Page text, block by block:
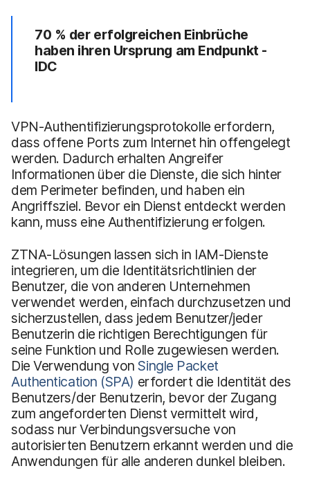
70 % der erfolgreichen Einbrüche
haben ihren Ursprung am Endpunkt -
IDC
VPN-Authentifizierungsprotokolle erfordern,
dass offene Ports zum Internet hin offengelegt
werden. Dadurch erhalten Angreifer
Informationen über die Dienste, die sich hinter
dem Perimeter befinden, und haben ein
Angriffsziel. Bevor ein Dienst entdeckt werden
kann, muss eine Authentifizierung erfolgen.
ZTNA-Lösungen lassen sich in IAM-Dienste
integrieren, um die Identitätsrichtlinien der
Benutzer, die von anderen Unternehmen
verwendet werden, einfach durchzusetzen und
sicherzustellen, dass jedem Benutzer/jeder
Benutzerin die richtigen Berechtigungen für
seine Funktion und Rolle zugewiesen werden.
Die Verwendung vonSingle Packet
Authentication (SPA) erfordert die Identität des
Benutzers/der Benutzerin, bevor der Zugang
zum angeforderten Dienst vermittelt wird,
sodass nur Verbindungsversuche von
autorisierten Benutzern erkannt werden und die
Anwendungen für alle anderen dunkel bleiben.